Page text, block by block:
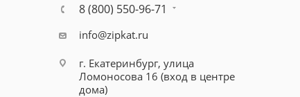
8 (800) 550-96-71
info@zipkat.ru
г. Екатеринбург, улица
Ломоносова 16 (вход в центре
дома)